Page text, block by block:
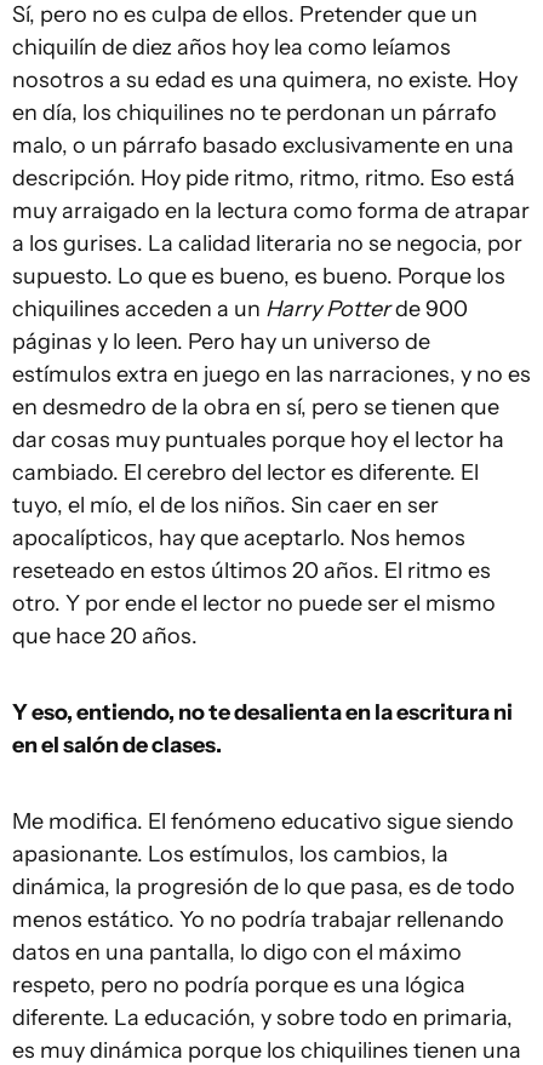
Sí, pero no es culpa de ellos. Pretender que un
chiquilín de diez años hoy lea como leíamos
nosotros a su edad es una quimera, no existe. Hoy
en día, los chiquilines no te perdonan un párrafo
malo, o un párrafo basado exclusivamente en una
descripción. Hoy pide ritmo, ritmo, ritmo. Eso está
muy arraigado en la lectura como forma de atrapar
a los gurises. La calidad literaria no se negocia, por
supuesto. Lo que es bueno, es bueno. Porque los
chiquilines acceden a un Harry Potterde 900
páginas y lo leen. Pero hay un universo de
estímulos extra en juego en las narraciones, y no es
en desmedro de la obra en sí, pero se tienen que
dar cosas muy puntuales porque hoy el lector ha
cambiado. El cerebro del lector es diferente. El
tuyo, el mío, el de los niños. Sin caer en ser
apocalípticos, hay que aceptarlo. Nos hemos
reseteado en estos últimos 20 años. El ritmo es
otro. Y por ende el lector no puede ser el mismo
que hace 20 años.
Y eso, entiendo, no te desalienta en la escritura ni
en el salón de clases.
Me modifica. El fenómeno educativo sigue siendo
apasionante. Los estímulos, los cambios, la
dinámica, la progresión de lo que pasa, es de todo
menos estático. Yo no podría trabajar rellenando
datos en una pantalla, lo digo con el máximo
respeto, pero no podría porque es una lógica
diferente. La educación, y sobre todo en primaria,
es muy dinámica porque los chiquilines tienen una